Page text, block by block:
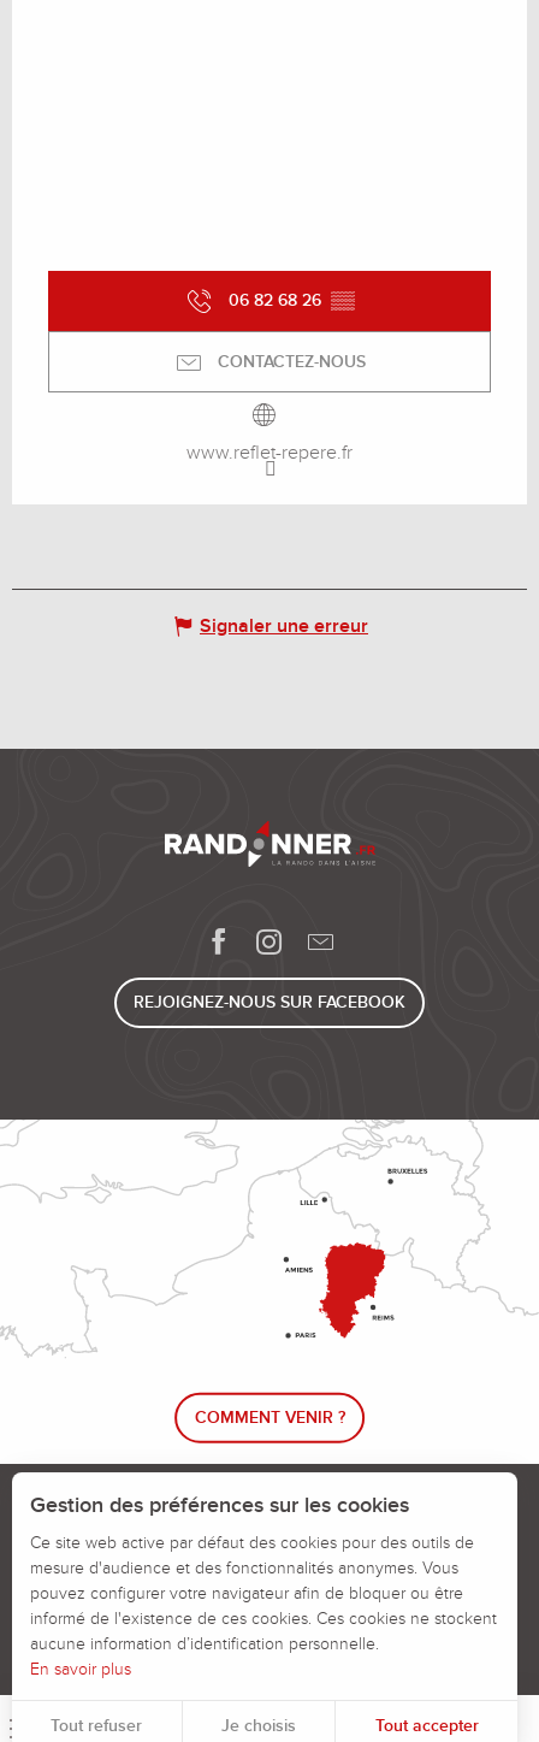
Menu
06 82 68 26 ▒▒
CONTACTEZ-NOUS
www.reflet-repere.fr
Signaler une erreur
REJOIGNEZ-NOUS SUR FACEBOOK
COMMENT VENIR ?
Le blog rando !
Calendrier des jours chassés
Signaler un problème sur un parcours
Politiques des Cookies Mentions légales
Gestion des préférences sur les cookies
Ce site web active par défaut des cookies pour des outils de
mesure d'audience et des fonctionnalités anonymes. Vous
pouvez configurer votre navigateur afin de bloquer ou être
informé de l'existence de ces cookies. Ces cookies ne stockent
aucune information d’identification personnelle.
En savoir plus
Tout refuser Je choisis Tout accepter